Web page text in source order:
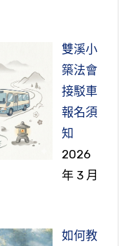
雙溪小
築法會
接駁車
報名須
知
2026
年 3 月
如何教